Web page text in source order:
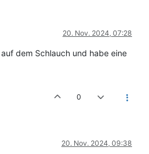
20. Nov. 2024, 07:28
dem Schlauch und habe eine
0
20. Nov. 2024, 09:38